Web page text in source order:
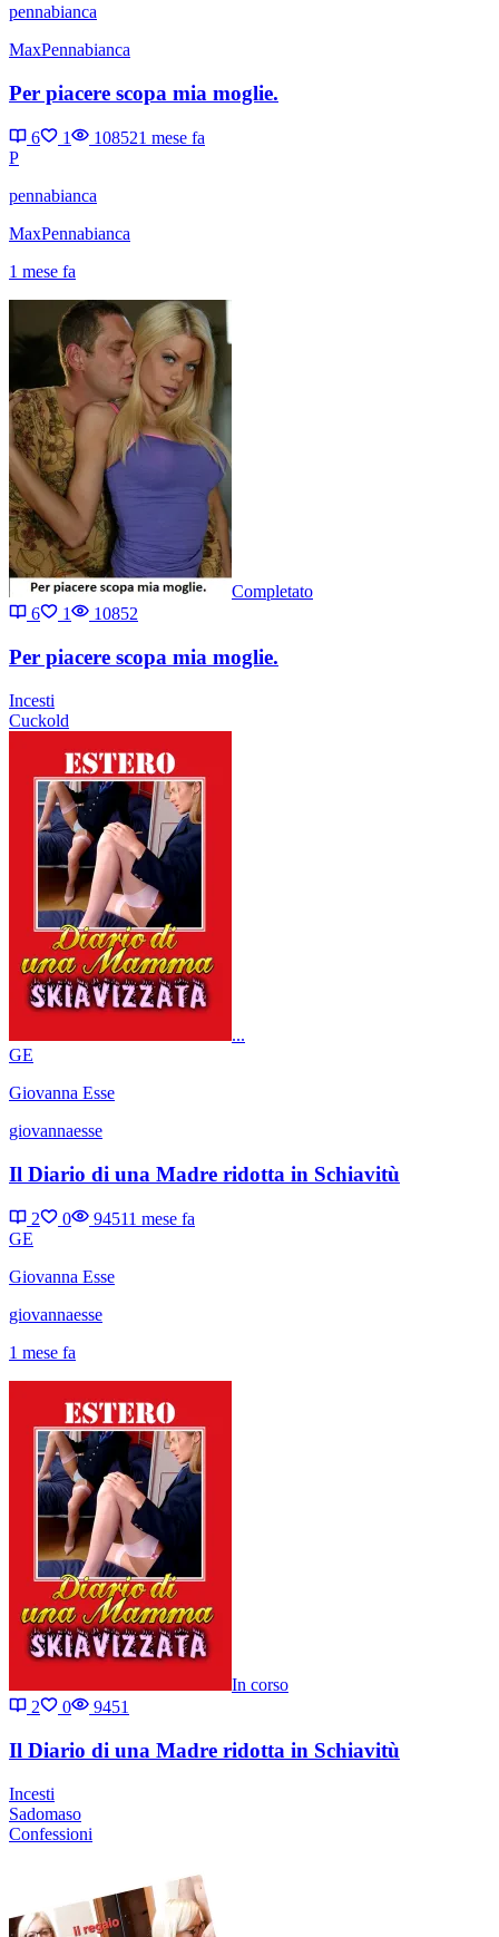
pennabianca
MaxPennabianca
Per piacere scopa mia moglie.
6 1 108521 mese fa
P
pennabianca
MaxPennabianca
1 mese fa
Completato
6
1 10852
Per piacere scopa mia moglie.
Incesti
Cuckold
...
GE
Giovanna Esse
giovannaesse
Il Diario di una Madre ridotta in Schiavitù
2 0 94511 mese fa
GE
Giovanna Esse
giovannaesse
1 mese fa
In corso
2
0 9451
Il Diario di una Madre ridotta in Schiavitù
Incesti
Sadomaso
Confessioni